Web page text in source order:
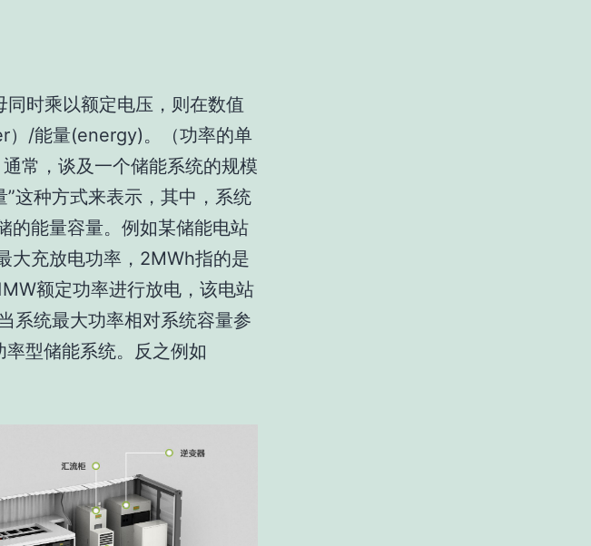
时乘以额定电压，则在数值
/能量(energy)。（功率的单
常，谈及一个储能系统的规模
这种方式来表示，其中，系统
的能量容量。例如某储能电站
大充放电功率，2MWh指的是
额定功率进行放电，该电站
系统最大功率相对系统容量参
型储能系统。反之例如